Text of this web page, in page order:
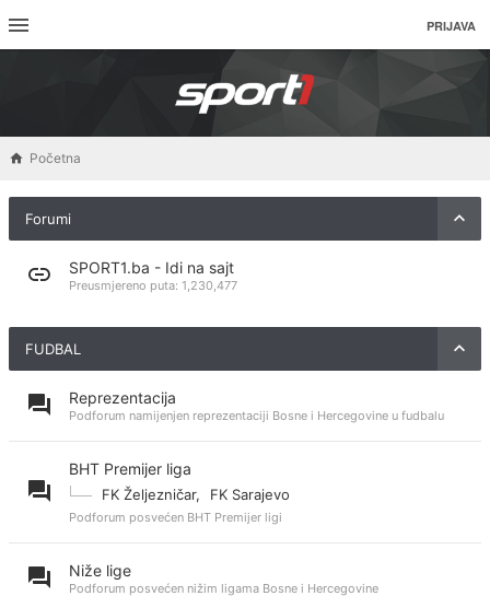
PRIJAVA
Početna
Forumi
SPORT1.ba - Idi na sajt
Preusmjereno puta: 1,230,477
FUDBAL
Reprezentacija
Podforum namijenjen reprezentaciji Bosne i Hercegovine u fudbalu
BHT Premijer liga
FK Željezničar, FK Sarajevo
Podforum posvećen BHT Premijer ligi
Niže lige
Podforum posvećen nižim ligama Bosne i Hercegovine